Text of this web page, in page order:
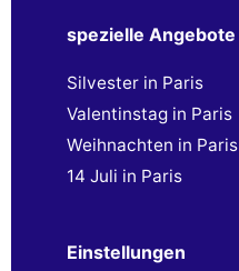
spezielle Angebote
Silvester in Paris
Valentinstag in Paris
Weihnachten in Paris
14 Juli in Paris
Einstellungen